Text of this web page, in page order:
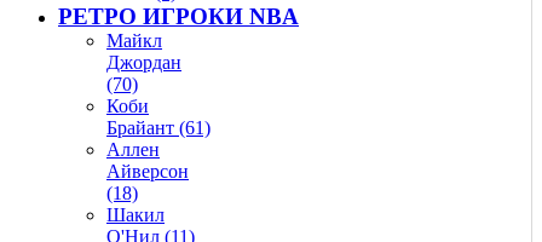
РЕТРО ИГРОКИ NBA
Майкл
Джордан
(70)
Коби
Брайант (61)
Аллен
Айверсон
(18)
Шакил
О'Нил (11)